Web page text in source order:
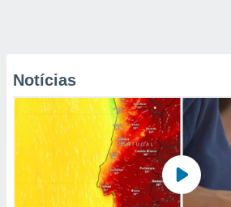
Notícias